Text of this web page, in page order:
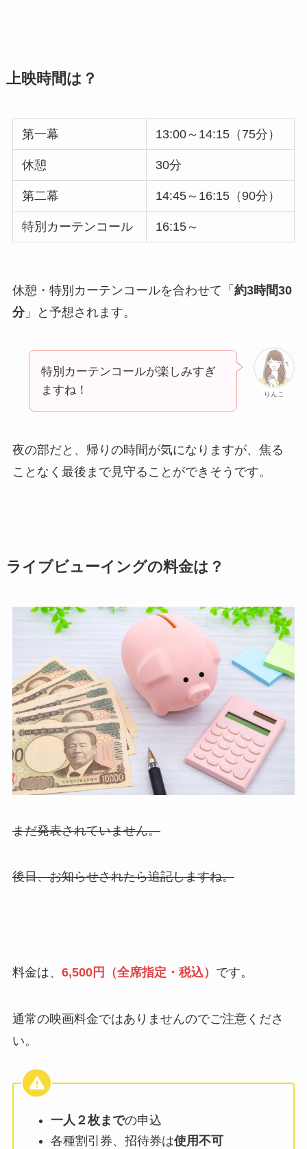
上映時間は？
第一幕 13:00～14:15（75分）
休憩 30分
第二幕 14:45～16:15（90分）
特別カーテンコール 16:15～
休憩・特別カーテンコールを合わせて「 約3時間30
分」と予想されます。
りんこ
特別カーテンコールが楽しみすぎ
ますね！
夜の部だと、帰りの時間が気になりますが、焦る
ことなく最後まで見守ることができそうです。
ライブビューイングの料金は？
まだ発表されていません。
後日、お知らせされたら追記しますね。
料金は、 6,500円（全席指定・税込） です。
通常の映画料金ではありませんのでご注意くださ
い。
一人２枚までの申込
各種割引券、招待券は使用不可